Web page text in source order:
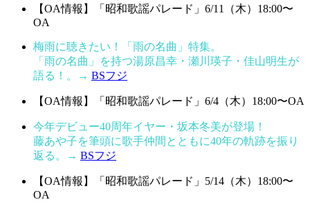
【OA情報】「昭和歌謡パレード」6/11（木）18:00〜
OA
梅雨に聴きたい！「雨の名曲」特集。
「雨の名曲」を持つ湯原昌幸・瀬川瑛子・佳山明生が
語る！。→ BSフジ
【OA情報】「昭和歌謡パレード」6/4（木）18:00〜OA
今年デビュー40周年イヤー・坂本冬美が登場！
藤あや子を筆頭に歌手仲間とともに40年の軌跡を振り
返る。→ BSフジ
【OA情報】「昭和歌謡パレード」5/14（木）18:00〜
OA